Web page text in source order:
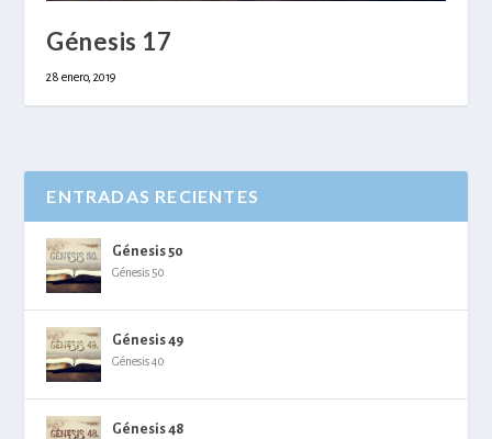
Génesis 17
28 enero, 2019
ENTRADAS RECIENTES
Génesis 50
Génesis 50
Génesis 49
Génesis 40
Génesis 48